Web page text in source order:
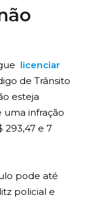
licenciar
de Trânsito
esteja
uma infração
293,47 e 7
pode até
policial e